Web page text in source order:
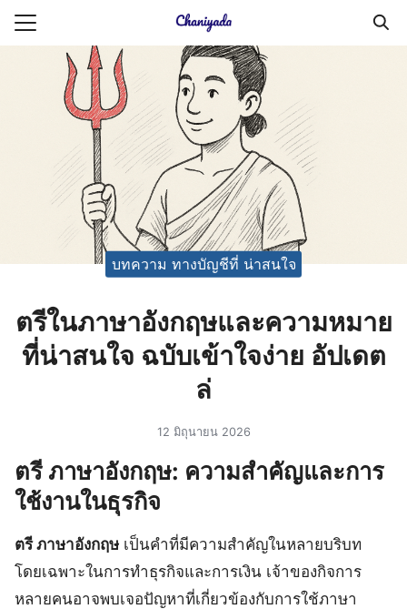
Skip
ยความเป็นส่วนตัว
ญชี (Accounting service)
ญชี (Accounting
บทความ ทางบัญชีที่ น่าสนใจ
ตรีในภาษาอังกฤษและความหมาย
ที่น่าสนใจ ฉบับเข้าใจง่าย อัปเดต
ล่
12 มิถุนายน 2026
ตรี ภาษาอังกฤษ: ความสำคัญและการ
ใช้งานในธุรกิจ
ตรี ภาษาอังกฤษ เป็นคำที่มีความสำคัญในหลายบริบท
โดยเฉพาะในการทำธุรกิจและการเงิน เจ้าของกิจการ
หลายคนอาจพบเจอปัญหาที่เกี่ยวข้องกับการใช้ภาษา